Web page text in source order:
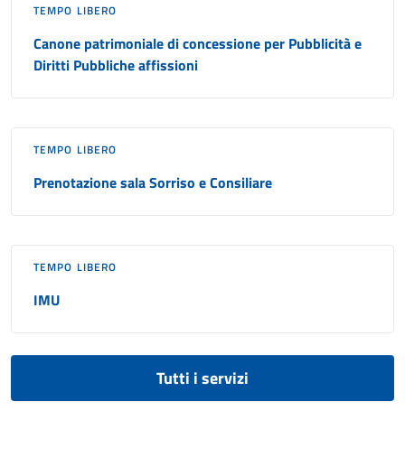
TEMPO LIBERO
Canone patrimoniale di concessione per Pubblicità e
Diritti Pubbliche affissioni
TEMPO LIBERO
Prenotazione sala Sorriso e Consiliare
TEMPO LIBERO
IMU
Tutti i servizi